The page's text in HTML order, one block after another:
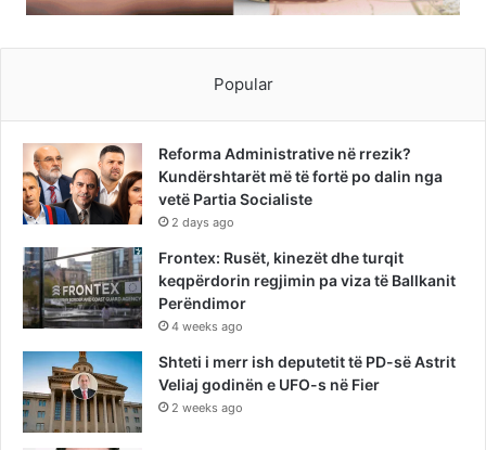
Popular
Reforma Administrative në rrezik?
Kundërshtarët më të fortë po dalin nga
vetë Partia Socialiste
2 days ago
Frontex: Rusët, kinezët dhe turqit
keqpërdorin regjimin pa viza të Ballkanit
Perëndimor
4 weeks ago
Shteti i merr ish deputetit të PD-së Astrit
Veliaj godinën e UFO-s në Fier
2 weeks ago